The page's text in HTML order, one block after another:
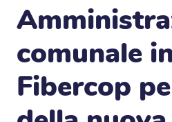
comunale
Fibercop